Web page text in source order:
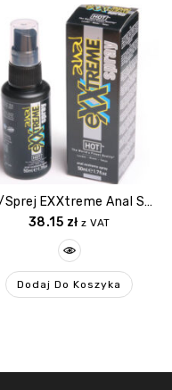
Żel/sprej EXXtreme Anal Spray 50ml
38.15 zł z VAT
Dodaj Do Koszyka